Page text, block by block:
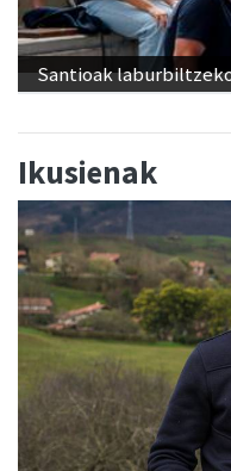
Santioak
Ikusienak